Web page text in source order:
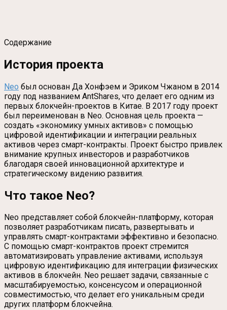
Содержание
История проекта
Neo был основан Да Хонфэем и Эриком Чжаном в 2014
году под названием AntShares, что делает его одним из
первых блокчейн-проектов в Китае. В 2017 году проект
был переименован в Neo. Основная цель проекта —
создать «экономику умных активов» с помощью
цифровой идентификации и интеграции реальных
активов через смарт-контракты. Проект быстро привлек
внимание крупных инвесторов и разработчиков
благодаря своей инновационной архитектуре и
стратегическому видению развития.
Что такое Neo?
Neo представляет собой блокчейн-платформу, которая
позволяет разработчикам писать, развертывать и
управлять смарт-контрактами эффективно и безопасно.
С помощью смарт-контрактов проект стремится
автоматизировать управление активами, используя
цифровую идентификацию для интеграции физических
активов в блокчейн. Neo решает задачи, связанные с
масштабируемостью, консенсусом и операционной
совместимостью, что делает его уникальным среди
других платформ блокчейна.